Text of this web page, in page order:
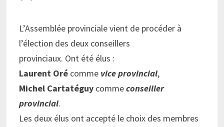
L’Assemblée provinciale vient de procéder à
l’élection des deux conseillers
provinciaux. Ont été élus :
Laurent Orécomme vice provincial,
Michel Cartatéguy commeconseiller
provincial.
Les deux élus ont accepté le choix des membres